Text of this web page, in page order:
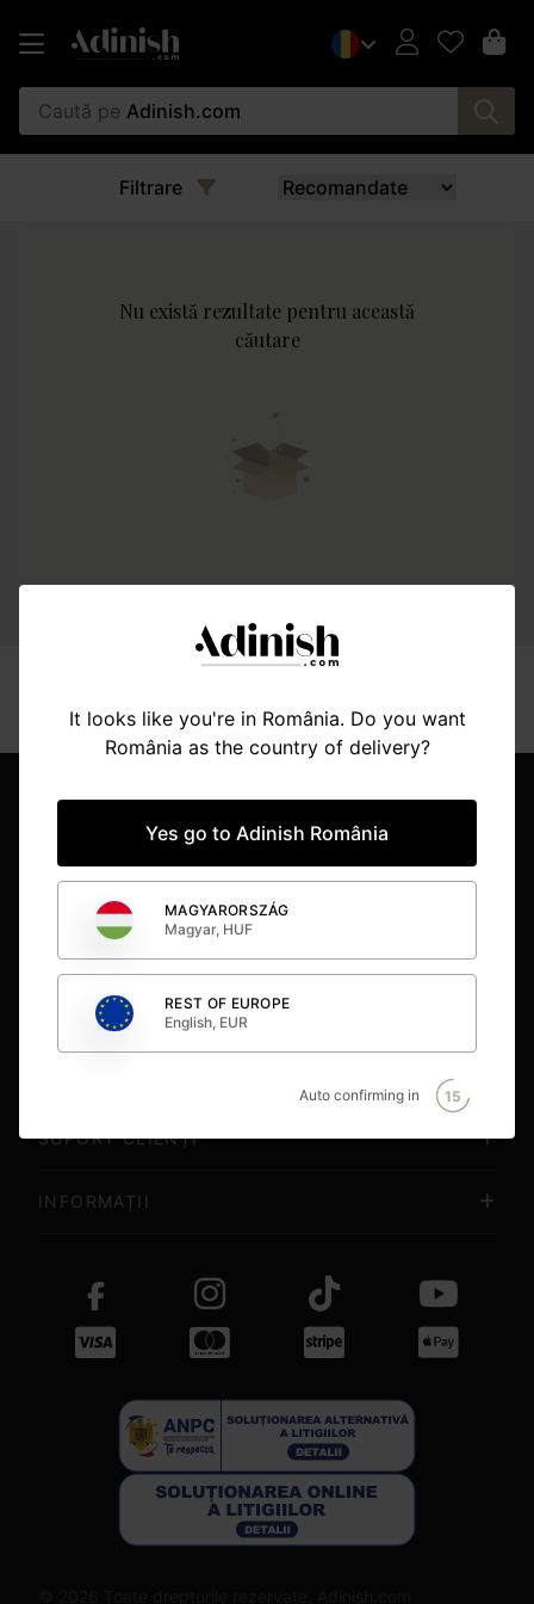
Caută pe Adinish.com
Filtrare
Nu există rezultate pentru această
căutare
Item
BUCUREȘTI
CLUJ NAPOCA
BUDAPESTA
SUPORT CLIENȚI
INFORMAȚII
It looks like you're in România. Do you want
România as the country of delivery?
Yes go to Adinish România
MAGYARORSZÁG
Magyar, HUF
REST OF EUROPE
English, EUR
Auto confirming in 15